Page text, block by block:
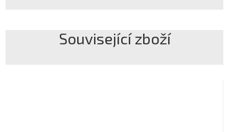
Související zboží